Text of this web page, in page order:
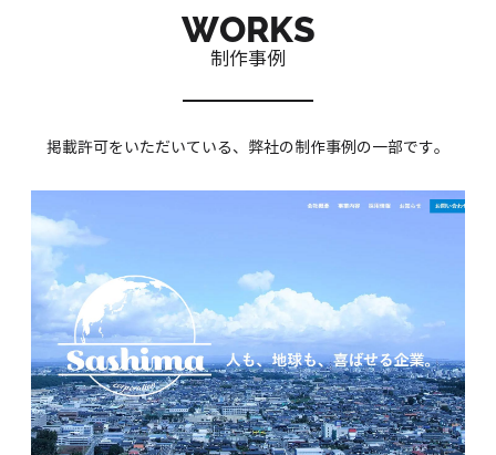
WORKS
制作事例
掲載許可をいただいている、弊社の制作事例の一部です。